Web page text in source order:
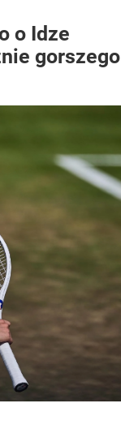
o Idze
gorszego